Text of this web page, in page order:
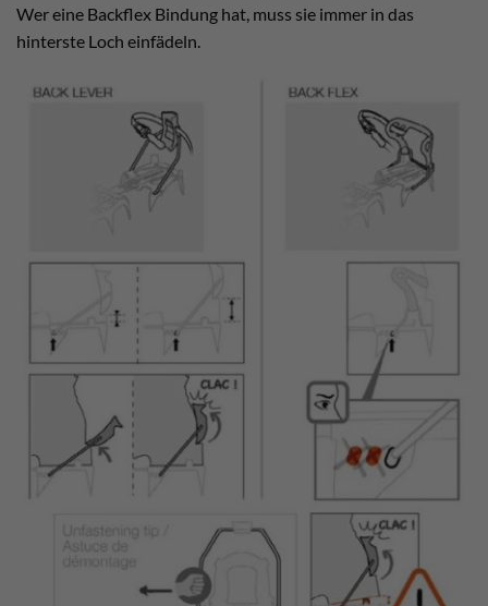
Wer eine Backflex Bindung hat, muss sie immer in das
hinterste Loch einfädeln.